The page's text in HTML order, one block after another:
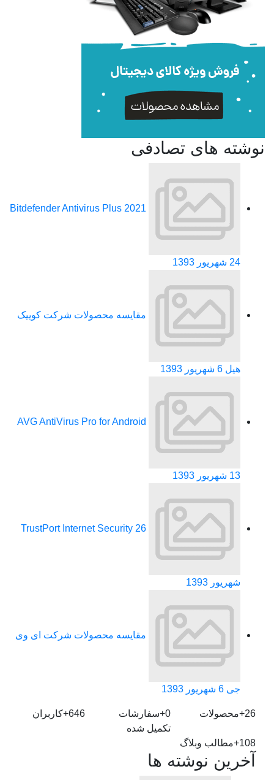
نوشته های تصادفی
Bitdefender Antivirus Plus 2021
24 شهریور 1393
مقایسه محصولات شرکت کوییک
هیل6 شهریور 1393
AVG AntiVirus Pro for Android
13 شهریور 1393
TrustPort Internet Security26
شهریور 1393
مقایسه محصولات شرکت ای وی
جی6 شهریور 1393
26+ محصولات
سفارشات
تکمیل شده
646+ کاربران
108+ مطالب وبلاگ
آخرین نوشته ها